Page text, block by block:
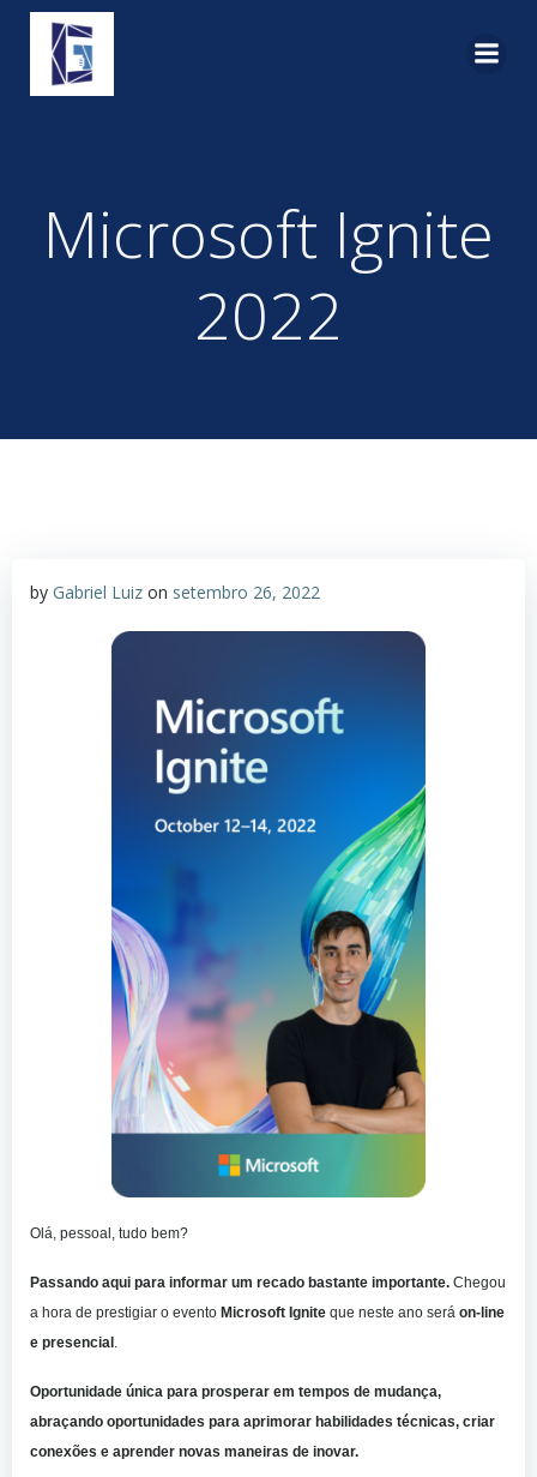
Microsoft Ignite
2022
by Gabriel Luiz on setembro 26, 2022
Olá, pessoal, tudo bem?
Passando aqui para informar um recado bastante importante. Chegou
a hora de prestigiar o evento Microsoft Ignite que neste ano será on-line
e presencial .
Oportunidade única para prosperar em tempos de mudança,
abraçando oportunidades para aprimorar habilidades técnicas, criar
conexões e aprender novas maneiras de inovar.